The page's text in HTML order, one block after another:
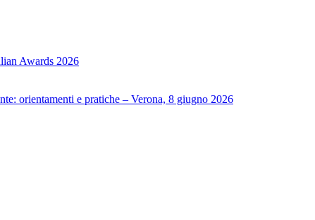
Awards 2026
orientamenti e pratiche – Verona, 8 giugno 2026